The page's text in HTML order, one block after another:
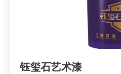
钰玺石艺术漆